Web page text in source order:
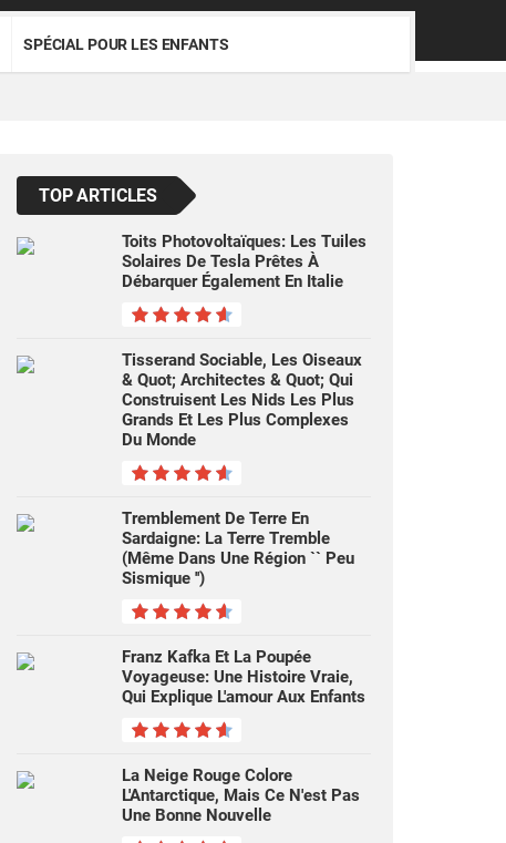
SPÉCIAL POUR LES ENFANTS
TOP ARTICLES
Toits Photovoltaïques: Les Tuiles
Solaires De Tesla Prêtes À
Débarquer Également En Italie
Tisserand Sociable, Les Oiseaux
& Quot; Architectes & Quot; Qui
Construisent Les Nids Les Plus
Grands Et Les Plus Complexes
Du Monde
Tremblement De Terre En
Sardaigne: La Terre Tremble
(même Dans Une Région `` Peu
Sismique '')
Franz Kafka Et La Poupée
Voyageuse: Une Histoire Vraie,
Qui Explique L'amour Aux Enfants
La Neige Rouge Colore
L'Antarctique, Mais Ce N'est Pas
Une Bonne Nouvelle